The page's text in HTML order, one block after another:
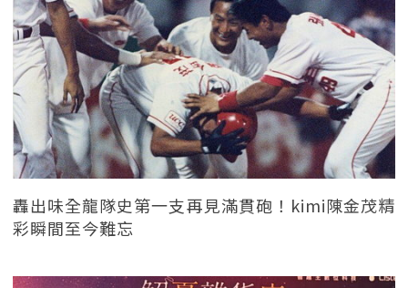
轟出味全龍隊史第一支再見滿貫砲！kimi陳金茂精
彩瞬間至今難忘